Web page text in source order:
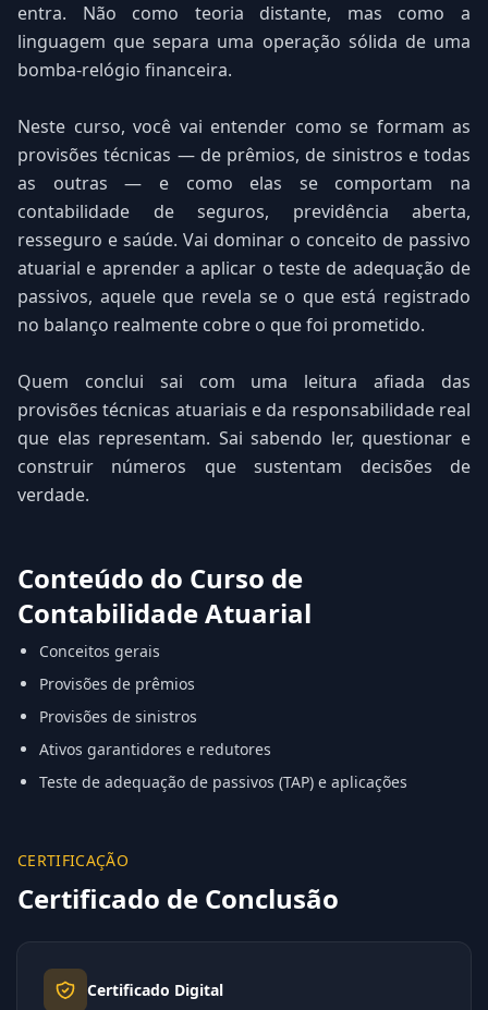
entra. Não como teoria distante, mas como a
linguagem que separa uma operação sólida de uma
bomba-relógio financeira.
Neste curso, você vai entender como se formam as
provisões técnicas — de prêmios, de sinistros e todas
as outras — e como elas se comportam na
contabilidade de seguros, previdência aberta,
resseguro e saúde. Vai dominar o conceito de passivo
atuarial e aprender a aplicar o teste de adequação de
passivos, aquele que revela se o que está registrado
no balanço realmente cobre o que foi prometido.
Quem conclui sai com uma leitura afiada das
provisões técnicas atuariais e da responsabilidade real
que elas representam. Sai sabendo ler, questionar e
construir números que sustentam decisões de
verdade.
Conteúdo do Curso de
Contabilidade Atuarial
Conceitos gerais
Provisões de prêmios
Provisões de sinistros
Ativos garantidores e redutores
Teste de adequação de passivos (TAP) e aplicações
CERTIFICAÇÃO
Certificado de Conclusão
Certificado Digital